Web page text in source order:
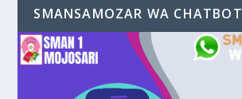
SMANSAMOZAR WA CHATBOT